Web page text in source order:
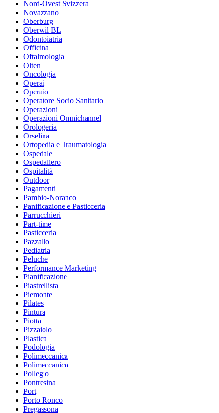
Nord-Ovest Svizzera
Novazzano
Oberburg
Oberwil BL
Odontoiatria
Officina
Oftalmologia
Olten
Oncologia
Operai
Operaio
Operatore Socio Sanitario
Operazioni
Operazioni Omnichannel
Orologeria
Orselina
Ortopedia e Traumatologia
Ospedale
Ospedaliero
Ospitalità
Outdoor
Pagamenti
Pambio-Noranco
Panificazione e Pasticceria
Parrucchieri
Part-time
Pasticceria
Pazzallo
Pediatria
Peluche
Performance Marketing
Pianificazione
Piastrellista
Piemonte
Pilates
Pintura
Piotta
Pizzaiolo
Plastica
Podologia
Polimeccanica
Polimeccanico
Pollegio
Pontresina
Port
Porto Ronco
Pregassona